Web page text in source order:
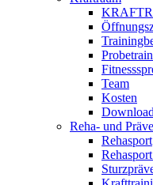
Team
Kosten
Reha- und
Rehasport